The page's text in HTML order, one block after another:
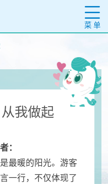
菜 单
我做起
：
最暖的阳光。游客
一行，不仅体现了